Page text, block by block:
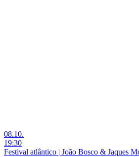
08.10.
19:30
Festival atlântico | João Bosco & Jaques